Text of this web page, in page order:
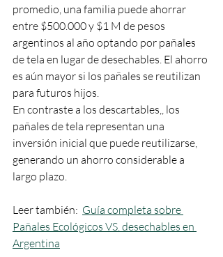
promedio, una familia puede ahorrar
entre $500.000 y $1 M de pesos
argentinos al año optando por pañales
de tela en lugar de desechables. El ahorro
es aún mayor si los pañales se reutilizan
para futuros hijos.
En contraste a los descartables,, los
pañales de tela representan una
inversión inicial que puede reutilizarse,
generando un ahorro considerable a
largo plazo.
Leer también: Guía completa sobre
Pañales Ecológicos VS. desechables en
Argentina